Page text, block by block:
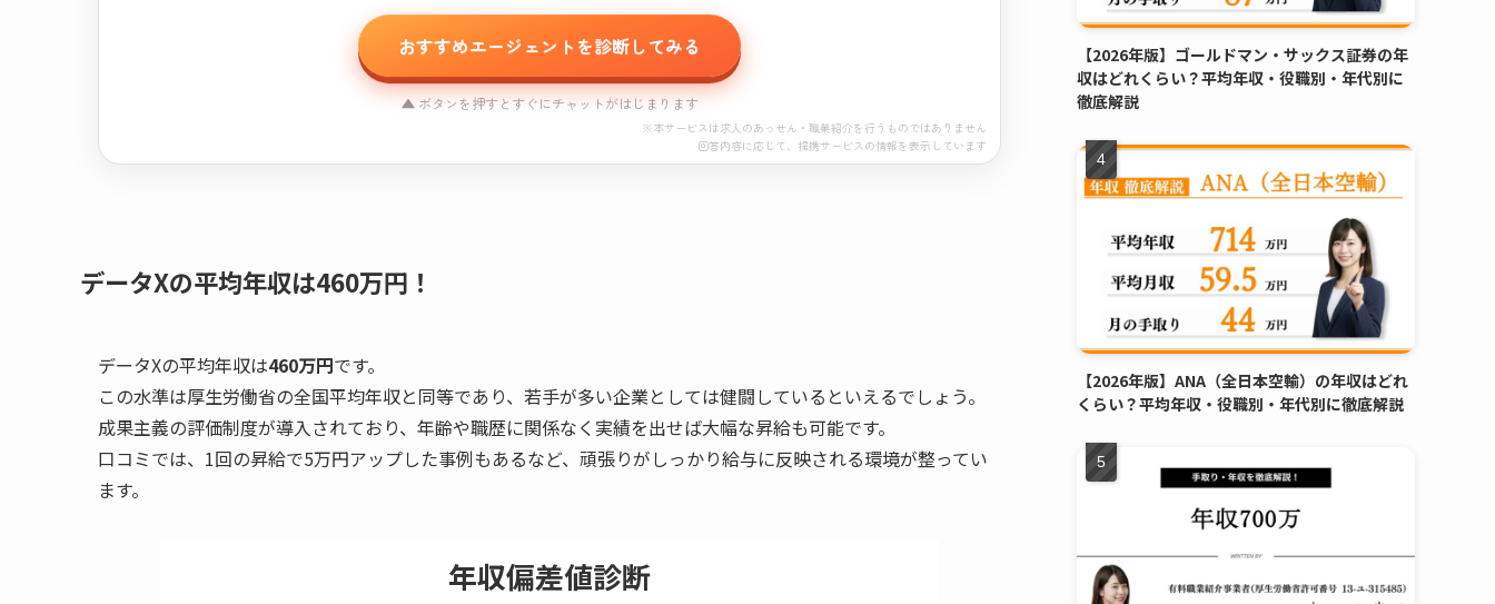
おすすめエージェントを診断してみる
▲ ボタンを押すとすぐにチャットがはじまります
※本サービスは求人のあっせん・職業紹介を行うものではありません
回答内容に応じて、提携サービスの情報を表示しています
データXの平均年収は460万円！
データXの平均年収は460万円です。
この水準は厚生労働省の全国平均年収と同等であり、若手が多い企業としては健闘しているといえるでしょう。
成果主義の評価制度が導入されており、年齢や職歴に関係なく実績を出せば大幅な昇給も可能です。
口コミでは、1回の昇給で5万円アップした事例もあるなど、頑張りがしっかり給与に反映される環境が整ってい
ます。
年収偏差値診断
【2026年版】ゴールドマン・サックス証券の年
収はどれくらい？平均年収・役職別・年代別に
徹底解説
【2026年版】ANA（全日本空輸）の年収はどれ
くらい？平均年収・役職別・年代別に徹底解説